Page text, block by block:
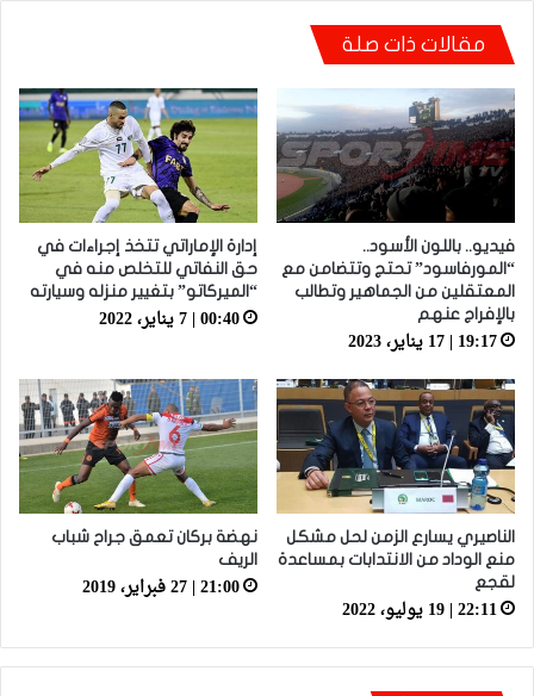
أيت منا: “كاع لي كانو كيساعدو الوداد عيط ليهم
يعاون”
مقالات ذات صلة
فيديو.. باللون الأسود..
“المورفاسود” تحتج وتتضامن مع
المعتقلين من الجماهير وتطالب
بالإفراج عنهم
19:17 | 17 يناير، 2023
إدارة الإماراتي تتخذ إجراءات في
حق النفاتي للتخلص منه في
“الميركاتو” بتغيير منزله وسيارته
00:40 | 7 يناير، 2022
الناصيري يسارع الزمن لحل مشكل
منع الوداد من الانتدابات بمساعدة
لقجع
22:11 | 19 يوليو، 2022
نهضة بركان تعمق جراح شباب
الريف
21:00 | 27 فبراير، 2019